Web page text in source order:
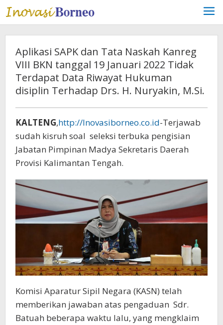
Lewati
ke
konten
Aplikasi SAPK dan Tata Naskah Kanreg
VIII BKN tanggal 19 Januari 2022 Tidak
Terdapat Data Riwayat Hukuman
disiplin Terhadap Drs. H. Nuryakin, M.Si.
KALTENG,http://Inovasiborneo.co.id-Terjawab
sudah kisruh soal seleksi terbuka pengisian
Jabatan Pimpinan Madya Sekretaris Daerah
Provisi Kalimantan Tengah.
Komisi Aparatur Sipil Negara (KASN) telah
memberikan jawaban atas pengaduan Sdr.
Batuah beberapa waktu lalu, yang mengklaim